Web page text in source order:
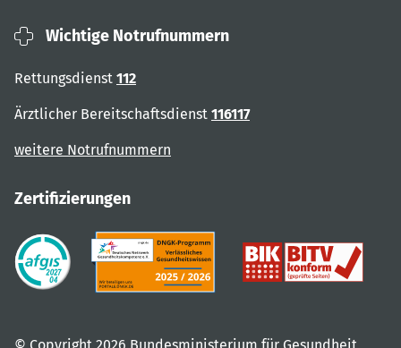
Wichtige Notrufnummern
Rettungsdienst 112
Ärztlicher Bereitschaftsdienst 116117
weitere Notrufnummern
Zertifizierungen